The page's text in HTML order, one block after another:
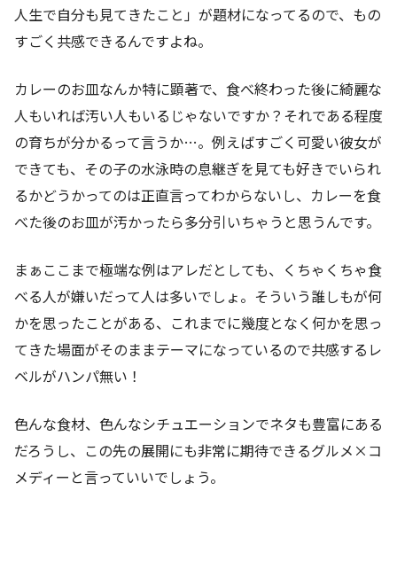
人生で自分も見てきたこと」が題材になってるので、もの
すごく共感できるんですよね。
カレーのお皿なんか特に顕著で、食べ終わった後に綺麗な
人もいれば汚い人もいるじゃないですか？それである程度
の育ちが分かるって言うか…。例えばすごく可愛い彼女が
できても、その子の水泳時の息継ぎを見ても好きでいられ
るかどうかってのは正直言ってわからないし、カレーを食
べた後のお皿が汚かったら多分引いちゃうと思うんです。
まぁここまで極端な例はアレだとしても、くちゃくちゃ食
べる人が嫌いだって人は多いでしょ。そういう誰しもが何
かを思ったことがある、これまでに幾度となく何かを思っ
てきた場面がそのままテーマになっているので共感するレ
ベルがハンパ無い！
色んな食材、色んなシチュエーションでネタも豊富にある
だろうし、この先の展開にも非常に期待できるグルメ×コ
メディーと言っていいでしょう。